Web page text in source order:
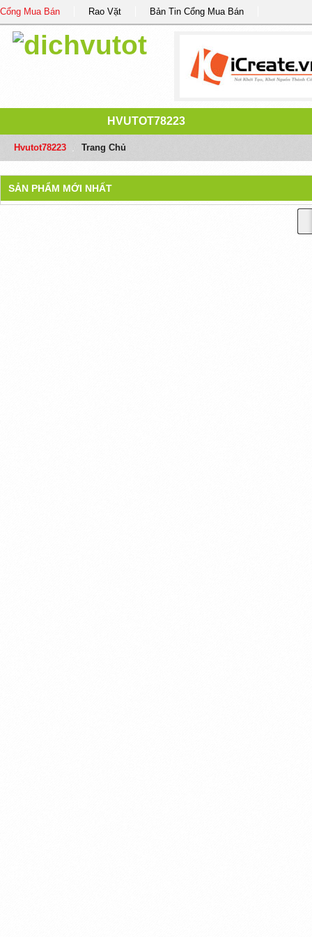
Cổng Mua Bán Rao Vặt Bản Tin Cổng Mua Bán
HVUTOT78223
Hvutot78223 Trang Chủ
SẢN PHẨM MỚI NHẤT